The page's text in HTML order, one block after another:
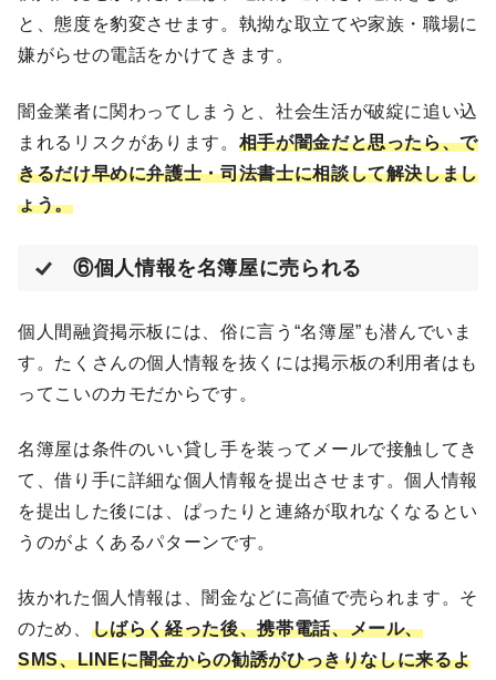
と、態度を豹変させます。執拗な取立てや家族・職場に
嫌がらせの電話をかけてきます。
闇金業者に関わってしまうと、社会生活が破綻に追い込
まれるリスクがあります。 相手が闇金だと思ったら、で
きるだけ早めに弁護士・司法書士に相談して解決しまし
ょう。
⑥個人情報を名簿屋に売られる
個人間融資掲示板には、俗に言う“名簿屋”も潜んでいま
す。たくさんの個人情報を抜くには掲示板の利用者はも
ってこいのカモだからです。
名簿屋は条件のいい貸し手を装ってメールで接触してき
て、借り手に詳細な個人情報を提出させます。個人情報
を提出した後には、ぱったりと連絡が取れなくなるとい
うのがよくあるパターンです。
抜かれた個人情報は、闇金などに高値で売られます。そ
のため、 しばらく経った後、携帯電話、メール、
SMS、LINEに闇金からの勧誘がひっきりなしに来るよ